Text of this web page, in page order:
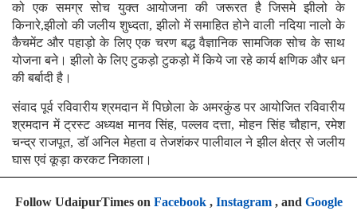
को एक समग्र सोच युक्त आयोजना की जरूरत है जिसमे झीलो के
किनारे,झीलो की जलीय शुध्दता, झीलो में समाहित होने वाली नदिया नालो के
कैचमेंट और पहाड़ो के लिए एक चरण बद्ध वैज्ञानिक सामजिक सोच के साथ
योजना बने। झीलो के लिए टुकड़ो टुकड़ो में किये जा रहे कार्य क्षणिक और धन
की बर्बादी है।
संवाद पूर्व रविवारीय श्रमदान में पिछोला के अमरकुंड पर आयोजित रविवारीय
श्रमदान में ट्रस्ट अध्यक्ष मानव सिंह, पल्लव दत्ता, मोहन सिंह चौहान, रमेश
चन्द्र राजपूत, डॉ अनिल मेहता व तेजशंकर पालीवाल ने झील क्षेत्र से जलीय
घास एवं कूड़ा करकट निकाला।
Follow UdaipurTimes on Facebook, Instagram, and Google